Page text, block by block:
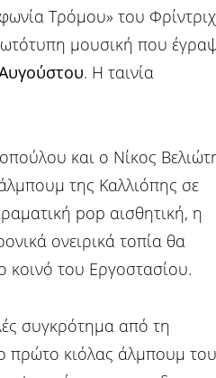
Τρόμου» του Φρίντριχ
μουσική που
. H ταινία
και ο Νίκος
της Καλλιόπης σε
pop αισθητική, η
ονειρικά τοπία θα
κοινό του Εργοστασίου.
συγκρότημα από τη
πρώτο κιόλας άλμπουμ